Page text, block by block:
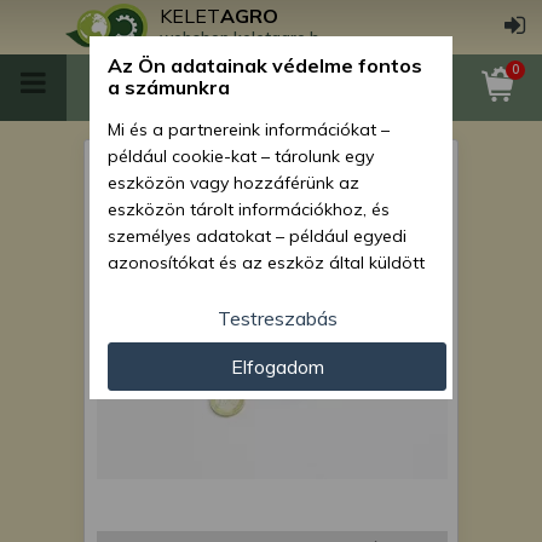
KELETAGRO
webshop.keletagro.hu
0
csapágy 4408
Az Ön adatainak védelme fontos
a számunkra
Mi és a partnereink információkat –
például cookie-kat – tárolunk egy
eszközön vagy hozzáférünk az
eszközön tárolt információkhoz, és
személyes adatokat – például egyedi
azonosítókat és az eszköz által küldött
személyre szabott hirdetések és
tartalom nyújtásához, hirdetés- és
tartalomméréshez, nézettségi adatok
gyűjtéséhez, valamint termékek
kifejlesztéséhez és a termékek
Testreszabás
Elfogadom